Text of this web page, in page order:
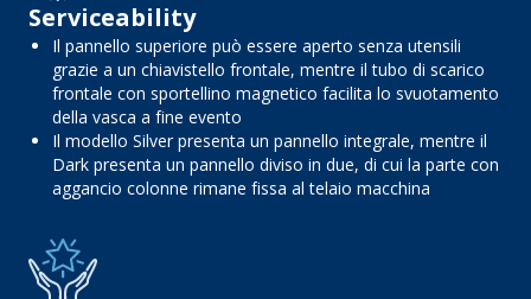
Serviceability
Il pannello superiore può essere aperto senza utensili
grazie a un chiavistello frontale, mentre il tubo di scarico
frontale con sportellino magnetico facilita lo svuotamento
della vasca a fine evento
Il modello Silver presenta un pannello integrale, mentre il
Dark presenta un pannello diviso in due, di cui la parte con
aggancio colonne rimane fissa al telaio macchina